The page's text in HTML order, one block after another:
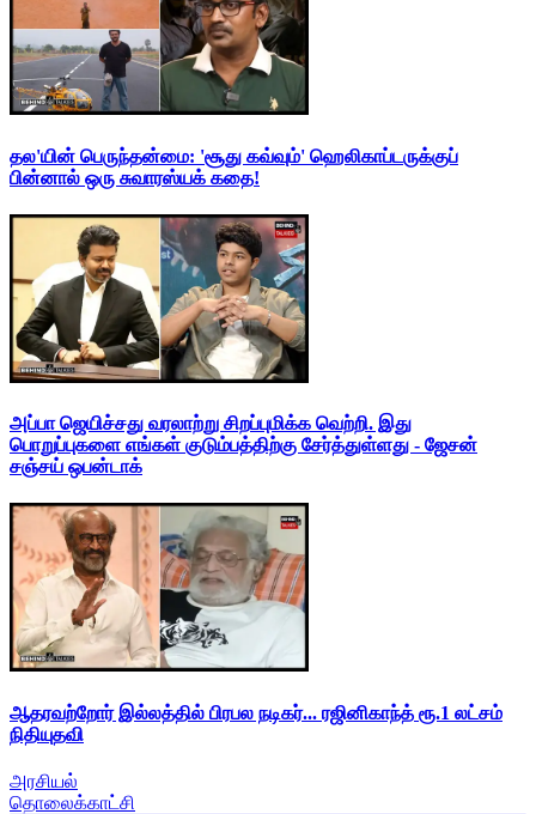
தல'யின் பெருந்தன்மை: 'சூது கவ்வும்' ஹெலிகாப்டருக்குப்
பின்னால் ஒரு சுவாரஸ்யக் கதை!
அப்பா ஜெயிச்சது வரலாற்று சிறப்புமிக்க வெற்றி. இது
பொறுப்புகளை எங்கள் குடும்பத்திற்கு சேர்த்துள்ளது - ஜேசன்
சஞ்சய் ஒபன்டாக்
ஆதரவற்றோர் இல்லத்தில் பிரபல நடிகர்... ரஜினிகாந்த் ரூ.1 லட்சம்
நிதியுதவி
அரசியல்
தொலைக்காட்சி